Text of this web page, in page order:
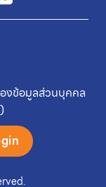
งข้อมูลส่วนบุคคล